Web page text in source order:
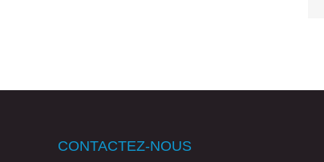
CONTACTEZ-NOUS